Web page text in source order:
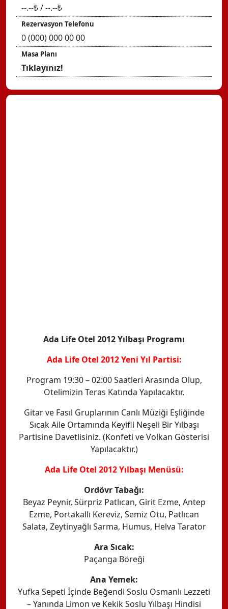
--.--₺ / --.--₺
Rezervasyon Telefonu
0 (000) 000 00 00
Masa Planı
Tıklayınız!
Ada Life Otel 2012 Yılbaşı Programı
Ada Life Otel 2012 Yeni Yıl Partisi:
Program 19:30 – 02:00 Saatleri Arasında Olup,
Otelimizin Teras Katında Yapılacaktır.
Gitar ve Fasıl Gruplarının Canlı Müziği Eşliğinde
Sıcak Aile Ortamında Keyifli Neşeli Bir Yılbaşı
Partisine Davetlisiniz. (Konfeti ve Volkan Gösterisi
Yapılacaktır.)
Ada Life Otel 2012 Yılbaşı Menüsü:
Ordövr Tabağı:
Beyaz Peynir, Sürpriz Patlıcan, Girit Ezme, Antep
Ezme, Portakallı Kereviz, Semiz Otu, Patlıcan
Salata, Zeytinyağlı Sarma, Humus, Helva Tarator
Ara Sıcak:
Paçanga Böreği
Ana Yemek:
Yufka Sepeti İçinde Beğendi Soslu Osmanlı Lezzeti
– Yanında Limon ve Kekik Soslu Yılbaşı Hindisi